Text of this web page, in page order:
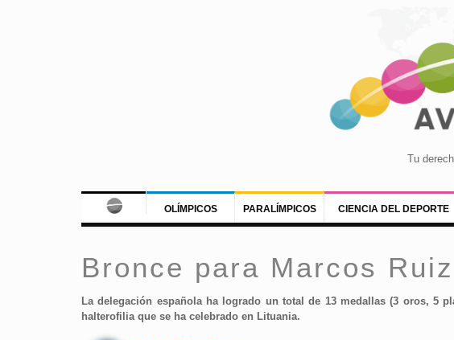
Tu
OLÍMPICOS PARALÍMPICOS CIENCIA DEL DEPORTE
Bronce para Marcos
La delegación española ha logrado un total de 13 medallas (3 oros, 5
halterofilia que se ha celebrado en Lituania.